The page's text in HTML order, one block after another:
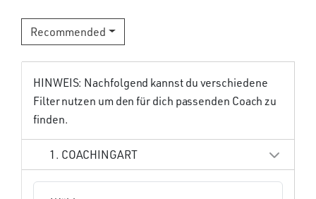
Recommended
HINWEIS: Nachfolgend kannst du verschiedene
Filter nutzen um den für dich passenden Coach zu
finden.
1. COACHINGART